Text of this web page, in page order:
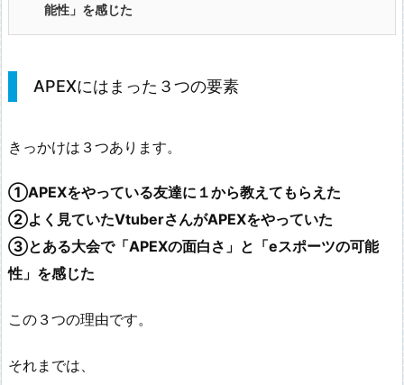
能性」を感じた
APEXにはまった３つの要素
きっかけは３つあります。
①APEXをやっている友達に１から教えてもらえた
②よく見ていたVtuberさんがAPEXをやっていた
③とある大会で「APEXの面白さ」と「eスポーツの可能
性」を感じた
この３つの理由です。
それまでは、